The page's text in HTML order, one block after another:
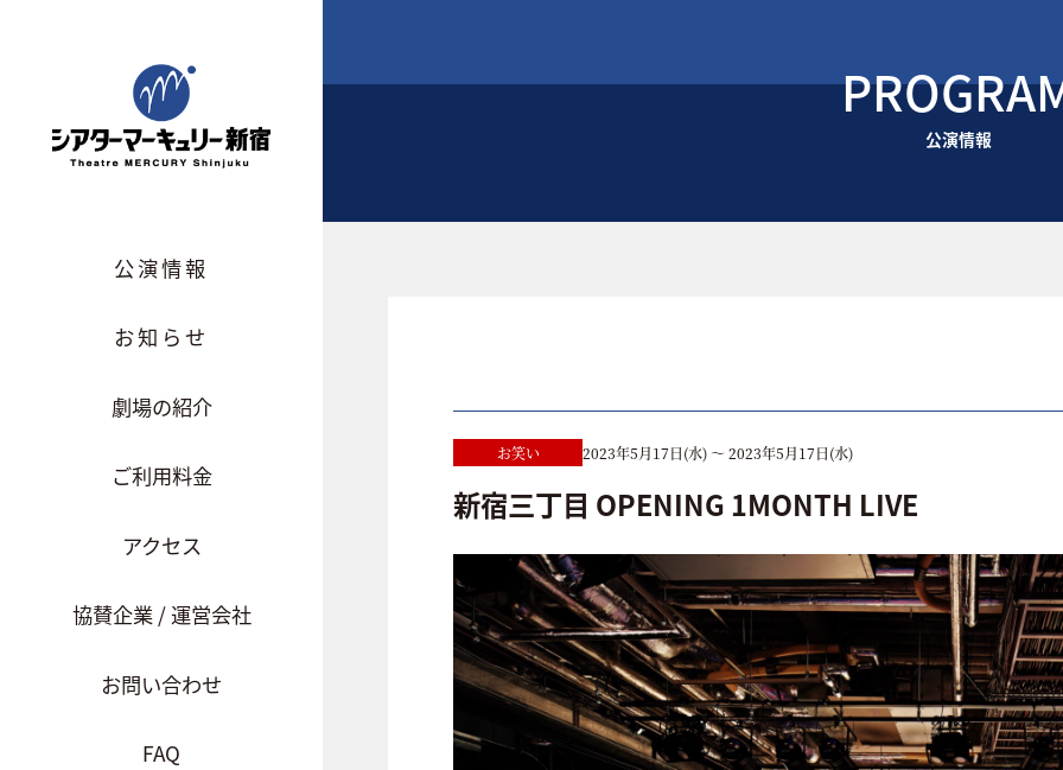
公演情報
お知らせ
劇場の紹介
ご利用料金
アクセス
協賛企業 / 運営会社
お問い合わせ
FAQ
公演情報
お笑い 2023年5月17日(水) ～ 2023年5月17日(水)
新宿三丁目 OPENING 1MONTH LIVE